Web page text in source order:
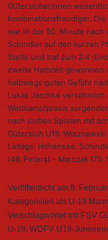
Gütersloherinnen
kombinationsfreudiger.
war in der 50. Minute nach
Schindler auf den kurzen
Stelle und traf zum 2:4-
zweite Halbzeit gewonnen
halbwegs guten Gefühl
Lukas Jäschke
Wettkampfpraxis
nach sieben Spielen mit
Gütersloh U19:
Ladage, Hohensee,
(46. Peters) – Marczak
Veröffentlicht am 8.
Kategorisiert als U-19
Verschlagwortet mit FSV
U-19, WDFV U19-